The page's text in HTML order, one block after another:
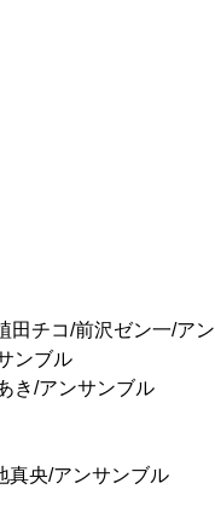
田チコ/前沢ゼン一/ア
ンブル
き/アンサンブル
真央/アンサンブル